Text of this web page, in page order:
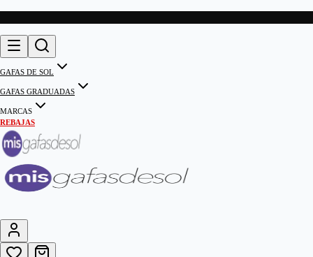
GAFAS DE SOL
GAFAS GRADUADAS
MARCAS
REBAJAS